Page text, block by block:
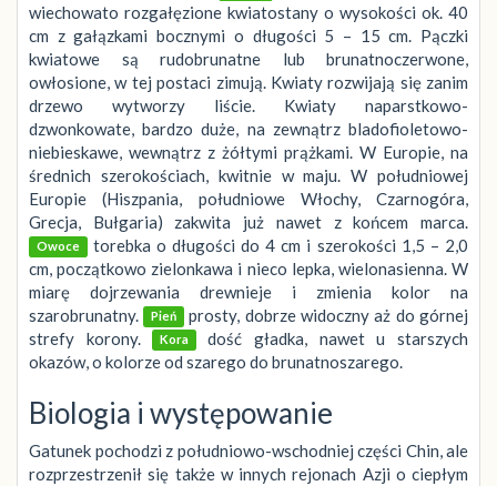
wiechowato rozgałęzione kwiatostany o wysokości ok. 40
cm z gałązkami bocznymi o długości 5 – 15 cm. Pączki
kwiatowe są rudobrunatne lub brunatnoczerwone,
owłosione, w tej postaci zimują. Kwiaty rozwijają się zanim
drzewo wytworzy liście. Kwiaty naparstkowo-
dzwonkowate, bardzo duże, na zewnątrz bladofioletowo-
niebieskawe, wewnątrz z żółtymi prążkami. W Europie, na
średnich szerokościach, kwitnie w maju. W południowej
Europie (Hiszpania, południowe Włochy, Czarnogóra,
Grecja, Bułgaria) zakwita już nawet z końcem marca.
Owoce torebka o długości do 4 cm i szerokości 1,5 – 2,0
cm, początkowo zielonkawa i nieco lepka, wielonasienna. W
miarę dojrzewania drewnieje i zmienia kolor na
szarobrunatny.
Pień prosty, dobrze widoczny aż do górnej
strefy korony. Kora dość gładka, nawet u starszych
okazów, o kolorze od szarego do brunatnoszarego.
Biologia i występowanie
Gatunek pochodzi z południowo-wschodniej części Chin, ale
rozprzestrzenił się także w innych rejonach Azji o ciepłym